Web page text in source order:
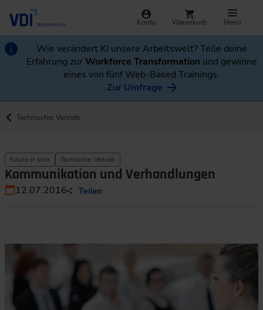
Konto Warenkorb Menü
Wie verändert KI unsere Arbeitswelt? Teile deine
Erfahrung zurWorkforce Transformation und gewinne
eines von fünf Web-Based Trainings.
Zur Umfrage
Technischer Vertrieb
Future of work Technischer Vertrieb
Kommunikation und Verhandlungen
12.07.2016 Teilen